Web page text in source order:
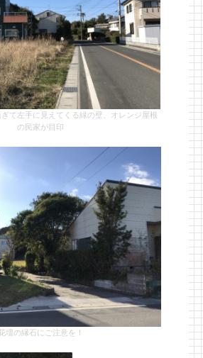
て左手に見えてくる緑の壁、オレンジ屋根
の民家が目印
壇の縁石にご注意を！